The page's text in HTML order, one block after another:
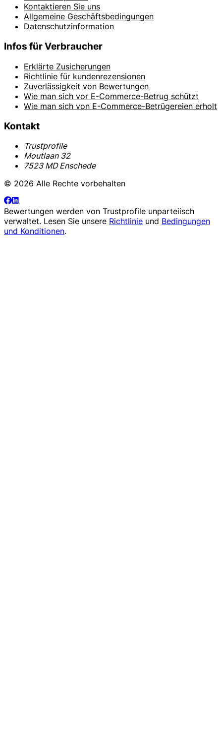
Kontaktieren Sie uns
Allgemeine Geschäftsbedingungen
Datenschutzinformation
Infos für Verbraucher
Erklärte Zusicherungen
Richtlinie für kundenrezensionen
Zuverlässigkeit von Bewertungen
Wie man sich vor E-Commerce-Betrug schützt
Wie man sich von E-Commerce-Betrügereien erholt
Kontakt
Trustprofile
Moutlaan 32
7523 MD Enschede
© 2026 Alle Rechte vorbehalten
Bewertungen werden von Trustprofile unparteiisch
verwaltet. Lesen Sie unsere Richtlinie und Bedingungen
und Konditionen.